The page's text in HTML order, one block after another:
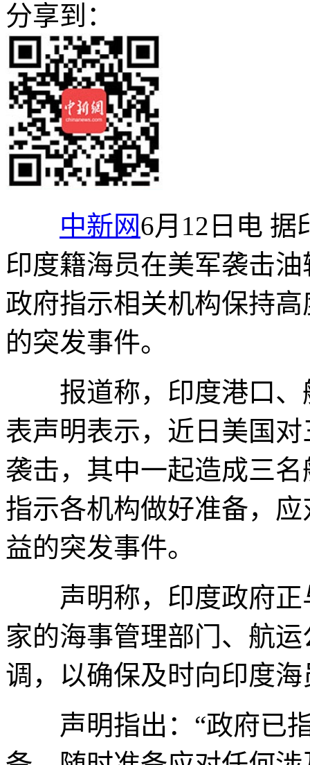
分享到：
中新网6月12日电 据
印度籍海员在美军袭击
政府指示相关机构保持
的突发事件。
报道称，印度港口、
表声明表示，近日美国
袭击，其中一起造成三
指示各机构做好准备，
益的突发事件。
声明称，印度政府正
家的海事管理部门、航
调，以确保及时向印度
声明指出：“政府已指